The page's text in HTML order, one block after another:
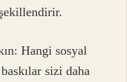
Hangi sosyal
sizi daha